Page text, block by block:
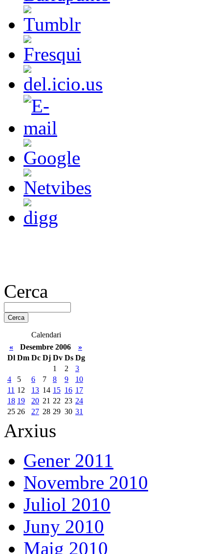
Cerca
Calendari
«
Desembre 2006
»
Dl Dm Dc Dj Dv Ds Dg
1
2
3
4
5 6 7 8 9
10
11 12 13 14 15 16 17
18 19 20 21 22 23 24
25 26 27 28 29 30 31
Arxius
Gener 2011
Novembre 2010
Juliol 2010
Juny 2010
Maig 2010